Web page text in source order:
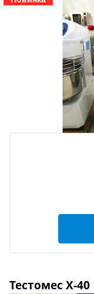
Тестомес X-40